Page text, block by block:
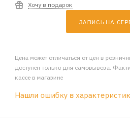
Хочу в подарок
ЗАПИСЬ НА
Цена может отличаться от цен в
доступен только для самовывоза.
кассе в магазине
Нашли ошибку в